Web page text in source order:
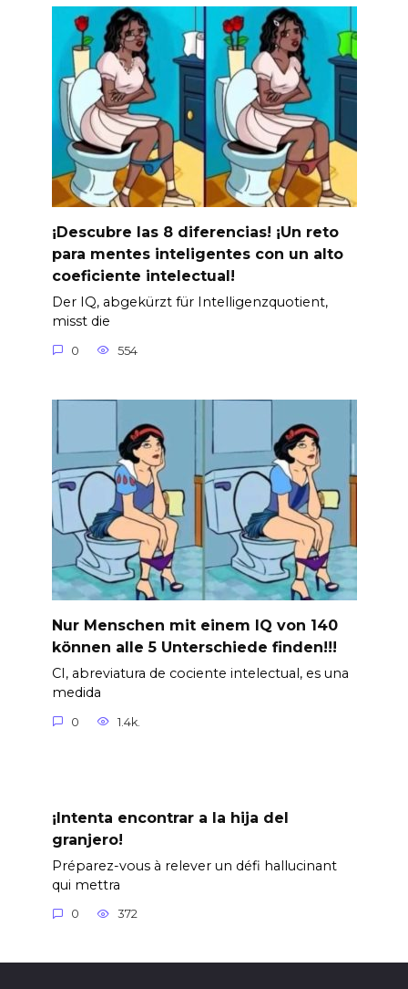
¡Descubre las 8 diferencias! ¡Un reto
para mentes inteligentes con un alto
coeficiente intelectual!
Der IQ, abgekürzt für Intelligenzquotient,
misst die
0 554
Nur Menschen mit einem IQ von 140
können alle 5 Unterschiede finden!!!
CI, abreviatura de cociente intelectual, es una
medida
0 1.4k.
¡Intenta encontrar a la hija del
granjero!
Préparez-vous à relever un défi hallucinant
qui mettra
0 372